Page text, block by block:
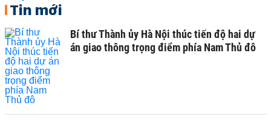
Tin mới
Bí thư Thành ủy Hà Nội thúc tiến độ hai dự
án giao thông trọng điểm phía Nam Thủ đô